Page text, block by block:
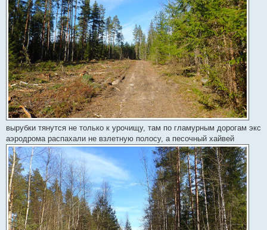
вырубки тянутся не только к урочищу, там по гламурным дорогам экс
аэродрома распахали не взлетную полосу, а песочный хайвей